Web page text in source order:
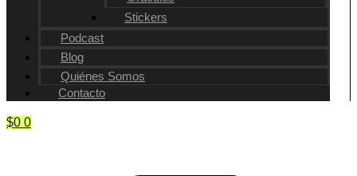
Stickers
Podcast
Blog
Quiénes Somos
Contacto
$0 0